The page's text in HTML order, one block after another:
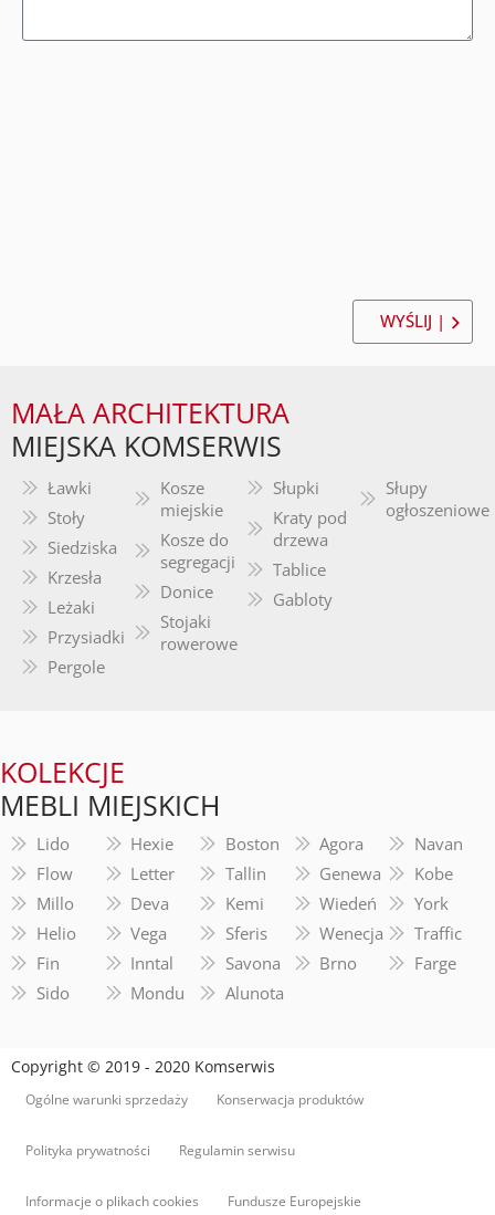
WYŚLIJ |
MAŁA ARCHITEKTURA
MIEJSKA KOMSERWIS
Ławki
Stoły
Siedziska
Krzesła
Leżaki
Przysiadki
Pergole
Kosze
miejskie
Kosze do
segregacji
Donice
Stojaki
rowerowe
Słupki
Kraty pod
drzewa
Tablice
Gabloty
Słupy
ogłoszeniowe
KOLEKCJE
MEBLI MIEJSKICH
Lido
Flow
Millo
Helio
Fin
Sido
Hexie
Letter
Deva
Vega
Inntal
Mondu
Boston
Tallin
Kemi
Sferis
Savona
Alunota
Agora
Genewa
Wiedeń
Wenecja
Brno
Navan
Kobe
York
Traffic
Farge
Copyright © 2019 - 2020 Komserwis
Ogólne warunki sprzedaży Konserwacja produktów
Polityka prywatności Regulamin serwisu
Informacje o plikach cookies Fundusze Europejskie